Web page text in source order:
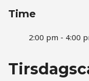
Time
2:00 pm - 4:00